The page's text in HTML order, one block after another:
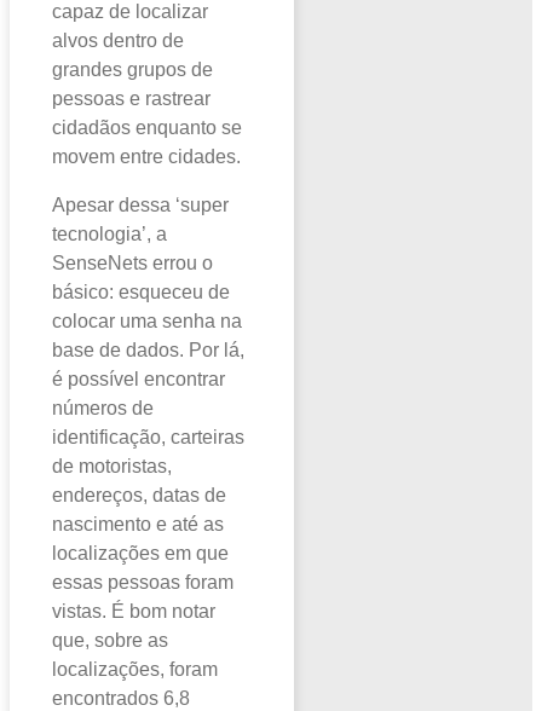
capaz de localizar
alvos dentro de
grandes grupos de
pessoas e rastrear
cidadãos enquanto se
movem entre cidades.
Apesar dessa ‘super
tecnologia’, a
SenseNets errou o
básico: esqueceu de
colocar uma senha na
base de dados. Por lá,
é possível encontrar
números de
identificação, carteiras
de motoristas,
endereços, datas de
nascimento e até as
localizações em que
essas pessoas foram
vistas. É bom notar
que, sobre as
localizações, foram
encontrados 6,8